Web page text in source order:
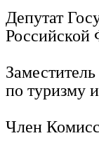
Депутат
Российской
по туризму
Член